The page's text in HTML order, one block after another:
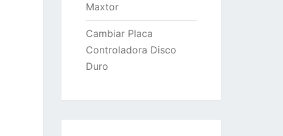
Maxtor
Cambiar Placa
Controladora Disco
Duro